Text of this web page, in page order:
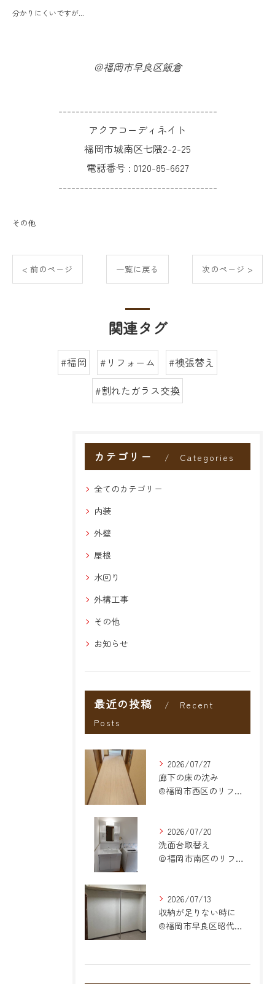
分かりにくいですが...
＠福岡市早良区飯倉
-------------------------------------
アクアコーディネイト
福岡市城南区七隈2-2-25
電話番号 : 0120-85-6627
-------------------------------------
その他
< 前のページ 一覧に戻る 次のページ >
関連タグ
#福岡 #リフォーム
#襖張替え
#割れたガラス交換
カテゴリー Categories
全てのカテゴリー
内装
外壁
屋根
水回り
外構工事
その他
お知らせ
最近の投稿
Recent
Posts
2026/07/27
廊下の床の沈み
@福岡市西区のリフォーム
2026/07/20
洗面台取替え
＠福岡市南区のリフォーム
2026/07/13
収納が足りない時に
@福岡市早良区昭代のリフォーム